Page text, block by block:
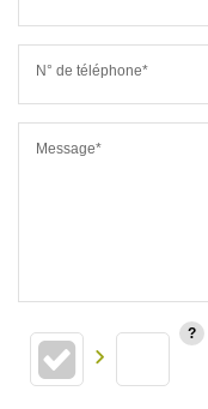
N° de téléphone*
Message*